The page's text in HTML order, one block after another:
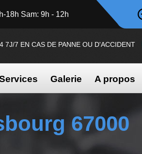
18h Sam: 9h - 12h
7J/7 EN CAS DE PANNE OU D'ACCIDENT
Galerie A propos
67000